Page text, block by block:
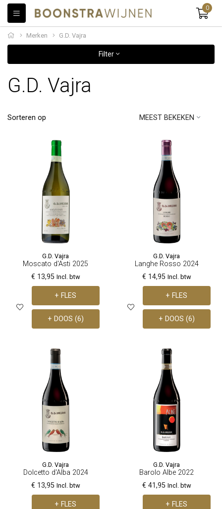
0
Merken G.D. Vajra
Filter
G.D. Vajra
Sorteren op MEEST BEKEKEN
G.D. Vajra
Moscato d'Asti 2025
€ 13,95 Incl. btw
+ FLES
+ DOOS (6)
G.D. Vajra
Langhe Rosso 2024
€ 14,95 Incl. btw
+ FLES
+ DOOS (6)
G.D. Vajra
Dolcetto d'Alba 2024
€ 13,95 Incl. btw
+ FLES
G.D. Vajra
Barolo Albe 2022
€ 41,95 Incl. btw
+ FLES